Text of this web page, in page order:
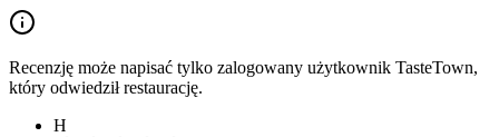
Recenzję może napisać tylko zalogowany użytkownik TasteTown,
który odwiedził restaurację.
H